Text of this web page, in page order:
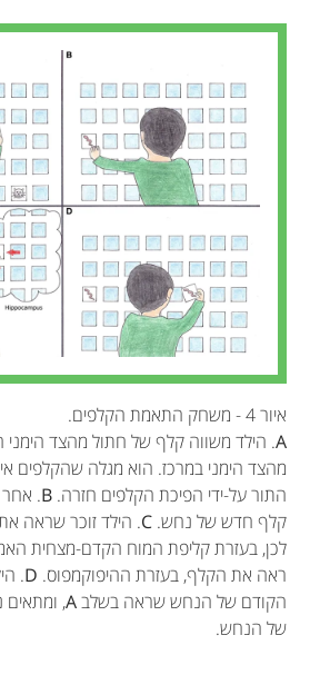
איור 4 - משחק התאמת הקלפים.
A. הילד משווה קלף של חתול מהצד
מהצד הימני במרכז. הוא מגלה שהקלפים
התור על-ידי הפיכת הקלפים חזרה. B
.
קלף חדש של נחש. C. הילד זוכר שראה
לכן, בעזרת קליפת המוח הקדם-מצחית
ראה את הקלף, בעזרת ההיפוקמפוס. D
.
הקודם של הנחש שראה בשלבA, ומתאים
של הנחש.